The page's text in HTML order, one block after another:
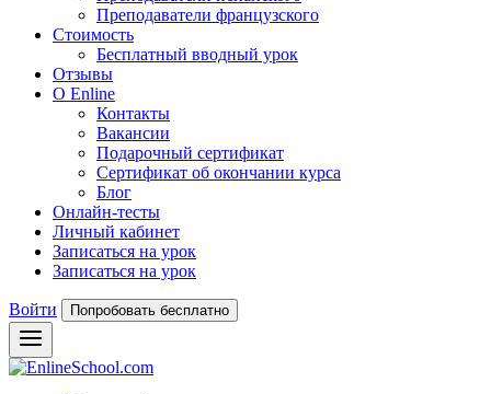
Преподаватели французского
Стоимость
Бесплатный вводный урок
Отзывы
О Enline
Контакты
Вакансии
Подарочный сертификат
Сертификат об окончании курса
Блог
Онлайн-тесты
Личный кабинет
Записаться на урок
Записаться на урок
Войти Попробовать бесплатно